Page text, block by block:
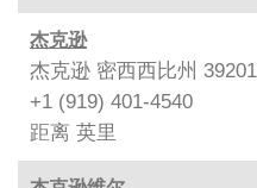
杰克逊
杰克逊 密西西比州 39201
+1 (919) 401-4540
距离 英里